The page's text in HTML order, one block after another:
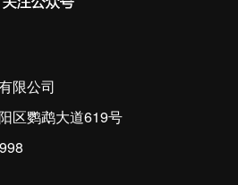
限公司
区鹦鹉大道619号